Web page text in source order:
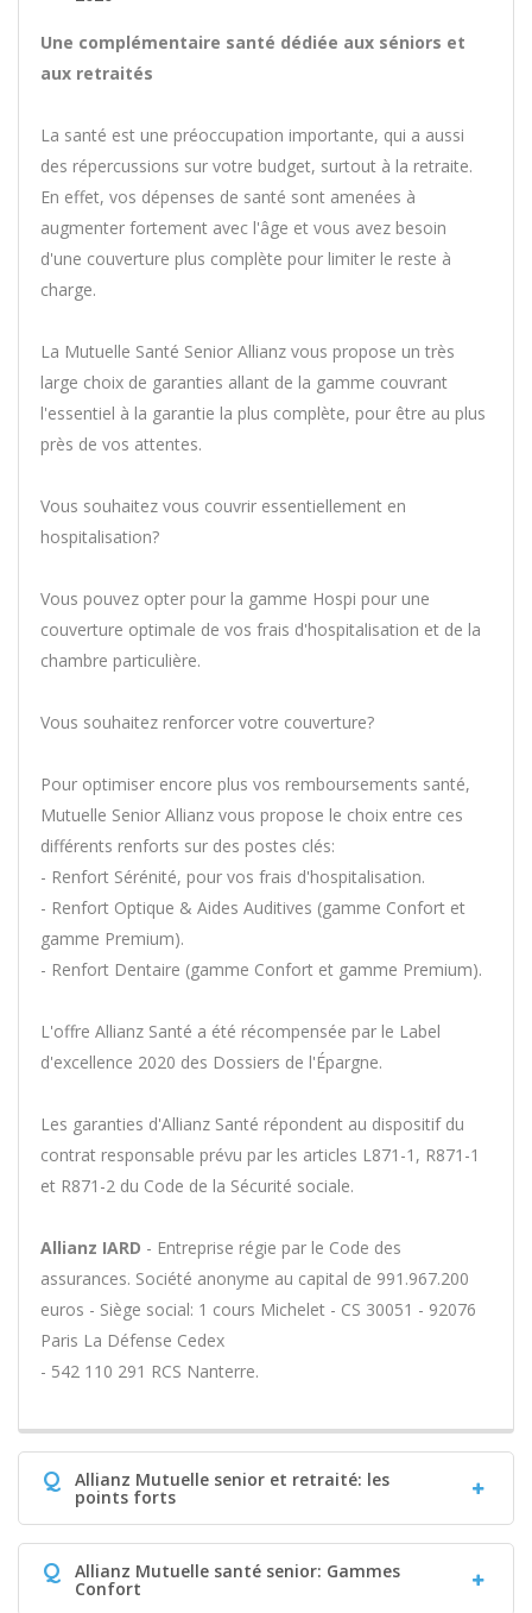
Une complémentaire santé dédiée aux séniors et
aux retraités
La santé est une préoccupation importante, qui a aussi
des répercussions sur votre budget, surtout à la retraite.
En effet, vos dépenses de santé sont amenées à
augmenter fortement avec l'âge et vous avez besoin
d'une couverture plus complète pour limiter le reste à
charge.
La Mutuelle Santé Senior Allianz vous propose un très
large choix de garanties allant de la gamme couvrant
l'essentiel à la garantie la plus complète, pour être au plus
près de vos attentes.
Vous souhaitez vous couvrir essentiellement en
hospitalisation?
Vous pouvez opter pour la gamme Hospi pour une
couverture optimale de vos frais d'hospitalisation et de la
chambre particulière.
Vous souhaitez renforcer votre couverture?
Pour optimiser encore plus vos remboursements santé,
Mutuelle Senior Allianz vous propose le choix entre ces
différents renforts sur des postes clés:
- Renfort Sérénité, pour vos frais d'hospitalisation.
- Renfort Optique & Aides Auditives (gamme Confort et
gamme Premium).
- Renfort Dentaire (gamme Confort et gamme Premium).
L'offre Allianz Santé a été récompensée par le Label
d'excellence 2020 des Dossiers de l'Épargne.
Les garanties d'Allianz Santé répondent au dispositif du
contrat responsable prévu par les articles L871-1, R871-1
et R871-2 du Code de la Sécurité sociale.
Allianz IARD - Entreprise régie par le Code des
assurances. Société anonyme au capital de 991.967.200
euros - Siège social: 1 cours Michelet - CS 30051 - 92076
Paris La Défense Cedex
- 542 110 291 RCS Nanterre.
Q Allianz Mutuelle senior et retraité: les
points forts
Q Allianz Mutuelle santé senior: Gammes
Confort